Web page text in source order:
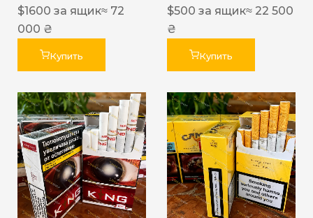
$1600 за ящик≈ 72
000 ₴
Купить
$500 за ящик≈ 22 500
₴
Купить